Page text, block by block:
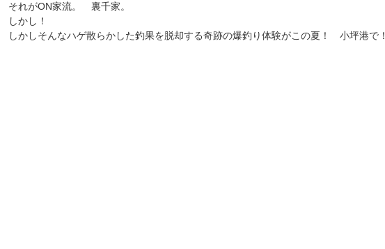
それがON家流。 裏千家。
しかし！
しかしそんなハゲ散らかした釣果を脱却する奇跡の爆釣り体験がこの夏！ 小坪港で！